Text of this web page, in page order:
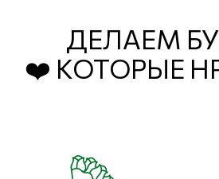
ДЕЛАЕМ
❤️ КОТОРЫЕ